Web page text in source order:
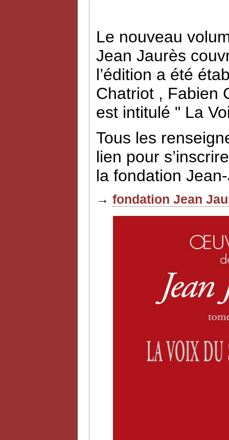
Le nouveau
Jean Jaurès
l’édition a été
Chatriot , Fabien
est intitulé " La
Tous les
lien pour
la fondation
→ fondation Jean